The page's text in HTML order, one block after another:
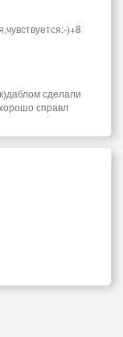
)+8
сделали
справл